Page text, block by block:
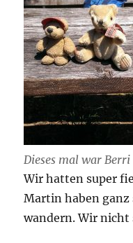
Dieses mal war
Wir hatten super
Martin haben ganz
wandern. Wir nicht